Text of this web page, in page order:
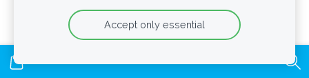
Accept only essential